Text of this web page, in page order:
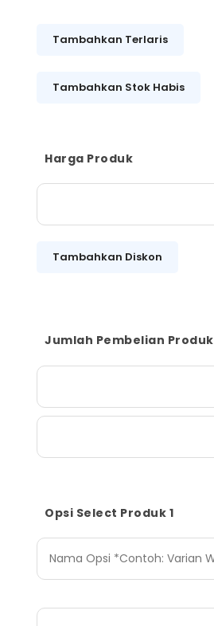
Tambahkan Terlaris
Tambahkan Stok Habis
Harga Produk
Tambahkan Diskon
Jumlah Pembelian Produk
Opsi Select Produk 1